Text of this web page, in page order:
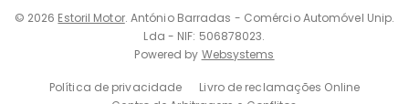
© 2026 Estoril Motor. António Barradas - Comércio Automóvel Unip.
Lda - NIF: 506878023.
Powered by Websystems
Política de privacidade
Livro de reclamações Online